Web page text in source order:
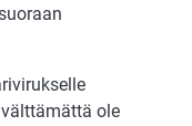
ole